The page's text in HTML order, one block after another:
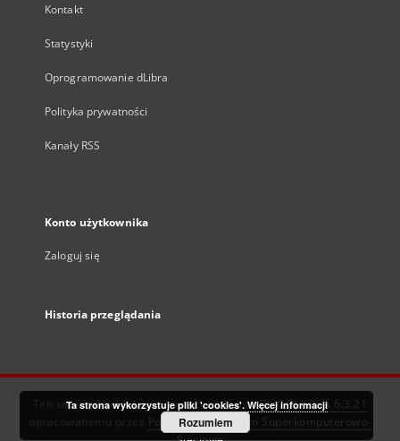
Kontakt
Statystyki
Oprogramowanie dLibra
Polityka prywatności
Kanały RSS
Konto użytkownika
Zaloguj się
Historia przeglądania
Ten serwis działa dzięki oprogramowaniuDInGO dLibra 6.3.21
Poznańskie Centrum Superkomputerowo-
Ta strona wykorzystuje pliki 'cookies'. Więcej informacji
Rozumiem